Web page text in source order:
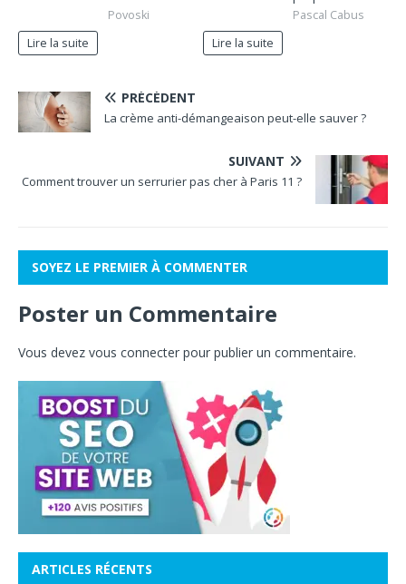
Povoski
Lire la suite
Pascal Cabus
Lire la suite
PRÉCÉDENT
La crème anti-démangeaison peut-elle sauver ?
SUIVANT
Comment trouver un serrurier pas cher à Paris 11 ?
SOYEZ LE PREMIER À COMMENTER
Poster un Commentaire
Vous devez vous connecter pour publier un commentaire.
ARTICLES RÉCENTS